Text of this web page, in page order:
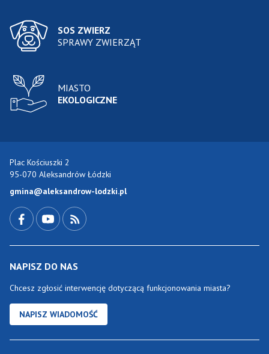
SOS ZWIERZ
SPRAWY ZWIERZĄT
MIASTO
EKOLOGICZNE
Plac Kościuszki 2
95-070 Aleksandrów Łódzki
gmina@aleksandrow-lodzki.pl
NAPISZ DO NAS
Chcesz zgłosić interwencję dotyczącą funkcjonowania miasta?
NAPISZ WIADOMOŚĆ